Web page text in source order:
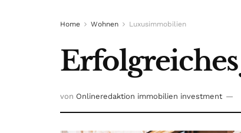
Home Wohnen Luxusimmobilien
von Onlineredaktion immobilien investment